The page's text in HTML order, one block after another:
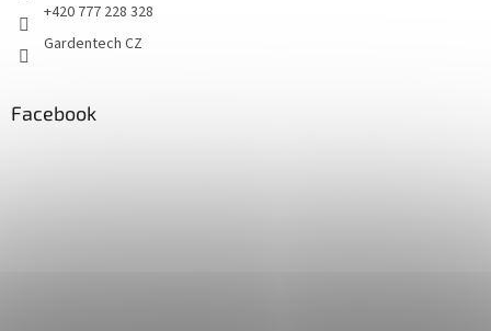
+420 777 228 328
Gardentech CZ
Facebook